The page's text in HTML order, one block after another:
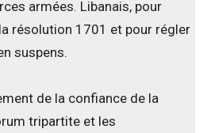
armées. Libanais, pour
résolution 1701 et pour régler
suspens.
de la confiance de la
tripartite et les